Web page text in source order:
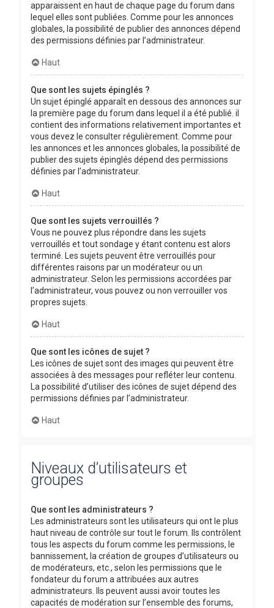
apparaissent en haut de chaque page du forum dans
lequel elles sont publiées. Comme pour les annonces
globales, la possibilité de publier des annonces dépend
des permissions définies par l’administrateur.
Haut
Que sont les sujets épinglés ?
Un sujet épinglé apparaît en dessous des annonces sur
la première page du forum dans lequel il a été publié. il
contient des informations relativement importantes et
vous devez le consulter régulièrement. Comme pour
les annonces et les annonces globales, la possibilité de
publier des sujets épinglés dépend des permissions
définies par l’administrateur.
Haut
Que sont les sujets verrouillés ?
Vous ne pouvez plus répondre dans les sujets
verrouillés et tout sondage y étant contenu est alors
terminé. Les sujets peuvent être verrouillés pour
différentes raisons par un modérateur ou un
administrateur. Selon les permissions accordées par
l’administrateur, vous pouvez ou non verrouiller vos
propres sujets.
Haut
Que sont les icônes de sujet ?
Les icônes de sujet sont des images qui peuvent être
associées à des messages pour refléter leur contenu.
La possibilité d’utiliser des icônes de sujet dépend des
permissions définies par l’administrateur.
Haut
Niveaux d’utilisateurs et
groupes
Que sont les administrateurs ?
Les administrateurs sont les utilisateurs qui ont le plus
haut niveau de contrôle sur tout le forum. Ils contrôlent
tous les aspects du forum comme les permissions, le
bannissement, la création de groupes d’utilisateurs ou
de modérateurs, etc., selon les permissions que le
fondateur du forum a attribuées aux autres
administrateurs. Ils peuvent aussi avoir toutes les
capacités de modération sur l’ensemble des forums,